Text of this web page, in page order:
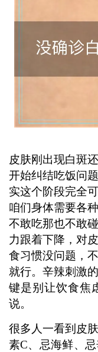
皮肤刚出现白斑
开始纠结吃饭问
实这个阶段完全
咱们身体需要各
不敢吃那也不敢
力跟着下降，对
食习惯没问题，
就行。辛辣刺激
键是别让饮食焦
说。
很多人一看到皮
素C、忌海鲜、